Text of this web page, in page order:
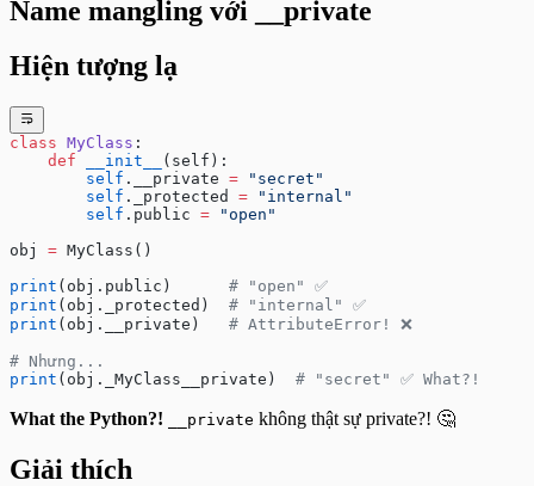
Bài tập Set Comprehension - Cơ bản
Bài tập Args & Kwargs - Cơ bản
Bài tập Args & Kwargs - Nâng cao
Bài tập Exception Handling - Cơ bản
Bài tập Exception Handling - Nâng cao
Bài tập File Operations - Cơ bản
Bài tập File Operations - Nâng cao
Bài tập CSV - Cơ bản
Bài tập CSV - Nâng cao
Bài tập Enumerate & Zip - Nâng cao
Bài tập Modules - Cơ bản
Bài tập Modules - Nâng cao
Name mangling với __private
Hiện tượng lạ
class MyClass :
    def
__init__
(self):
        self
.__private = "secret"
        self
._protected = "internal"
        self
.public = "open"
obj = MyClass()
print (obj.public) # "open" ✅
print (obj._protected) # "internal" ✅
print (obj.__private) # AttributeError! ❌
# Nhưng...
print (obj._MyClass__private) # "secret" ✅ What?!
What the Python?! __private không thật sự private?! 🤔
Giải thích